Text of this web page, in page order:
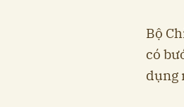
Bộ
có
dụng